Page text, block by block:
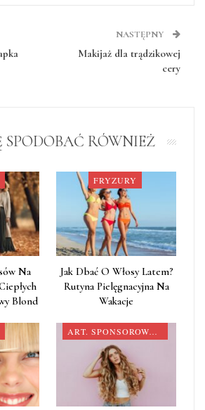
NASTĘPNY
Makijaż dla trądzikowej
cery
SPODOBAĆ RÓWNIEŻ
Na
Blond
FRYZURY
Jak Dbać O Włosy Latem?
Rutyna Pielęgnacyjna Na
Wakacje